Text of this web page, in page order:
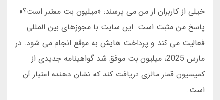
خیلی از کاربران از من می پرسند: «میلیون بت معتبر است؟»
پاسخ من مثبت است. این سایت با مجوزهای بین المللی
فعالیت می کند و پرداخت هایش به موقع انجام می شود. در
مارس 2025، میلیون بت موفق شد گواهینامه جدیدی از
کمیسیون قمار مالزی دریافت کند که نشان دهنده اعتبار آن
است.